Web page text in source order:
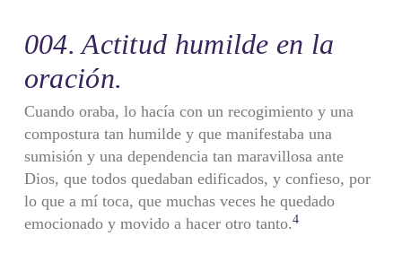
004. Actitud humilde en la
oración.
Cuando oraba, lo hacía con un recogimiento y una
compostura tan humilde y que manifestaba una
sumisión y una dependencia tan ma­ravillosa ante
Dios, que todos quedaban edificados, y confieso, por
lo que a mí toca, que muchas veces he quedado
emocionado y movido a hacer otro tanto.4